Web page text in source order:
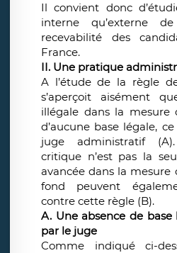
Il convient donc
interne qu’externe
recevabilité des
France.
II. Une pratique
A l’étude de la règle
s’aperçoit aisément
illégale dans la mesure
d’aucune base légale,
juge administratif
critique n’est pas la
avancée dans la mesure
fond peuvent
contre cette règle (B).
A. Une absence de
par le juge
Comme indiqué ci-